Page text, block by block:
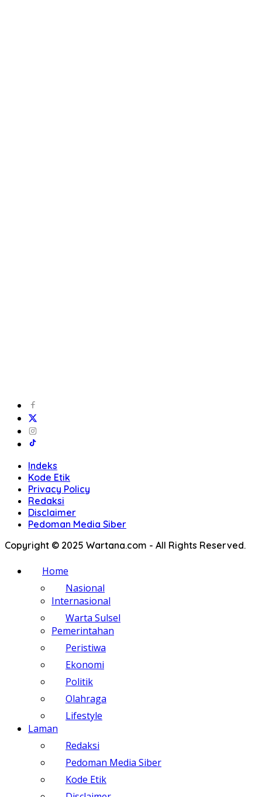
Indeks
Kode Etik
Privacy Policy
Redaksi
Disclaimer
Pedoman Media Siber
Copyright © 2025 Wartana.com - All Rights Reserved.
Home
Nasional
Internasional
Warta Sulsel
Pemerintahan
Peristiwa
Ekonomi
Politik
Olahraga
Lifestyle
Laman
Redaksi
Pedoman Media Siber
Kode Etik